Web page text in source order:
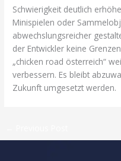
Schwierigkeit deutlich
Minispielen oder
abwechslungsreicher
der Entwickler keine
„chicken road österreich“
verbessern. Es bleibt
Zukunft umgesetzt werden.